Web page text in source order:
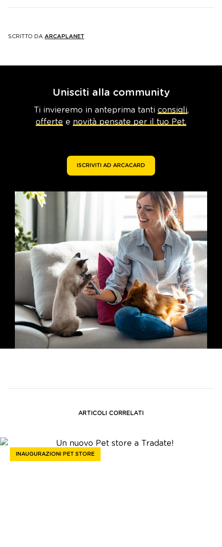
SCRITTO DA ARCAPLANET
Unisciti alla community
Ti invieremo in anteprima tanti consigli,
offerte e novità pensate per il tuo Pet.
ISCRIVITI AD ARCACARD
ARTICOLI CORRELATI
INAUGURAZIONI PET STORE